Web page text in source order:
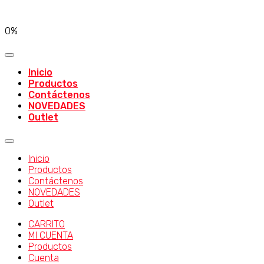
0%
Inicio
Productos
Contáctenos
NOVEDADES
Outlet
Inicio
Productos
Contáctenos
NOVEDADES
Outlet
CARRITO
MI CUENTA
Productos
Cuenta